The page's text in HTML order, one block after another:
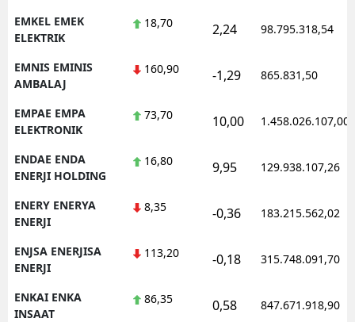
EMKEL EMEK
ELEKTRIK
18,70 2,24 98.795.318,54
EMNIS EMINIS
AMBALAJ
160,90 -1,29 865.831,50
EMPAE EMPA
ELEKTRONIK
73,70 10,00 1.458.026.107,00
ENDAE ENDA
ENERJI HOLDING
16,80 9,95 129.938.107,26
ENERY ENERYA
ENERJI
8,35 -0,36 183.215.562,02
ENJSA ENERJISA
ENERJI
113,20 -0,18 315.748.091,70
ENKAI ENKA
INSAAT
86,35 0,58 847.671.918,90